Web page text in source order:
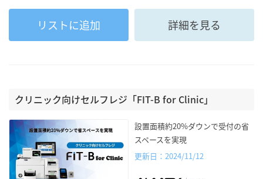
リストに追加 詳細を見る
クリニック向けセルフレジ「FIT-B for Clinic」
設置面積約20%ダウンで受付の省
スペースを実現
更新日：2024/11/12